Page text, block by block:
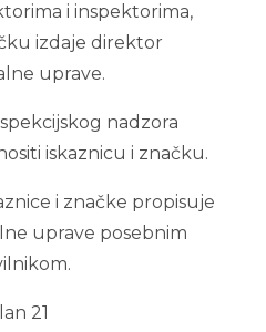
i inspektorima,
izdaje direktor
uprave.
nadzora
iskaznicu i značku.
i značke propisuje
uprave posebnim
21